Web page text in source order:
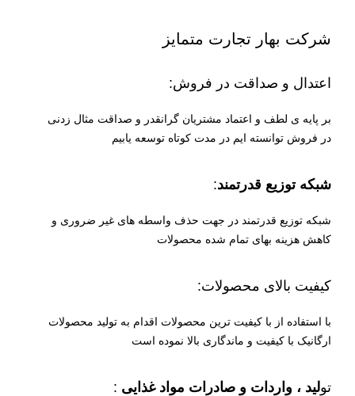
شرکت بهار تجارت متمایز
اعتدال و صداقت در فروش:
بر پایه ی لطف و اعتماد مشتریان گرانقدر و صداقت مثال زدنی
در فروش توانسته ایم در مدت کوتاه توسعه یابیم
شبکه توزیع قدرتمند:
شبکه توزیع قدرتمند در جهت حذف واسطه های غیر ضروری و
کاهش هزینه بهای تمام شده محصولات
کیفیت بالای محصولات:
با استفاده از با کیفیت ترین محصولات اقدام به تولید محصولات
ارگانیک با کیفیت و ماندگاری بالا نموده است
تولید ، واردات و صادرات مواد غذایی :